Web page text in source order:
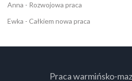
Anna - Rozwojowa praca
Ewka - Całkiem nowa praca
Praca warmińsko-